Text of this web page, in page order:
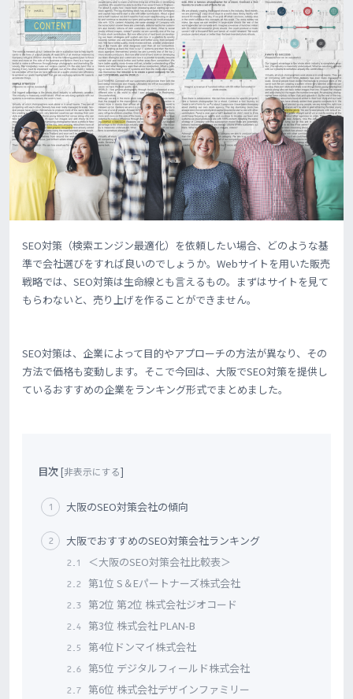
SEO対策（検索エンジン最適化）を依頼したい場合、どのような基
準で会社選びをすれば良いのでしょうか。Webサイトを用いた販売
戦略では、SEO対策は生命線とも言えるもの。まずはサイトを見て
もらわないと、売り上げを作ることができません。
SEO対策は、企業によって目的やアプローチの方法が異なり、その
方法で価格も変動します。そこで今回は、大阪でSEO対策を提供し
ているおすすめの企業をランキング形式でまとめました。
目次 [非表示にする]
1 大阪のSEO対策会社の傾向
2 大阪でおすすめのSEO対策会社ランキング
2.1 ＜大阪のSEO対策会社比較表＞
2.2 第1位 S＆Eパートナーズ株式会社
2.3 第2位 第2位 株式会社ジオコード
2.4 第3位 株式会社 PLAN-B
2.5 第4位ドンマイ株式会社
2.6 第5位 デジタルフィールド株式会社
2.7 第6位 株式会社デザインファミリー